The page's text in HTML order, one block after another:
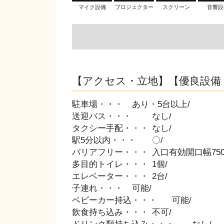
マイク設備 プロジェクター スクリーン 音響
【アクセス・立地】【優良設
駐車場・・・	あり・5台以上/
送迎バス・・・	なし/
タクシー手配・・・	なし/
駅5分以内・・・	〇/
バリアフリー・・・	入口有効開口幅750～900mm/
多目的トイレ・・・	1個/
エレベーター・・・	2台/
子連れ・・・	可能/
ベビーカー持込・・・	可能/
飲食持ち込み・・・	不可/